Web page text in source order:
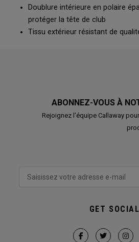
Doublure intérieure en polaire
protéger la tête de club
Tissu extérieur résistant de
ABONNEZ-VOUS À
Rejoignez l'équipe Callaway
GET SOCIAL